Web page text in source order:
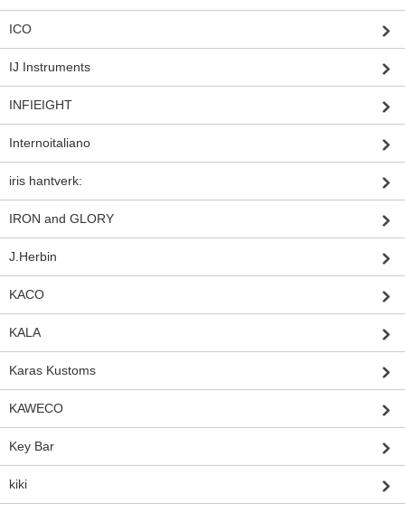
ICO
IJ Instruments
INFIEIGHT
Internoitaliano
iris hantverk:
IRON and GLORY
J.Herbin
KACO
KALA
Karas Kustoms
KAWECO
Key Bar
kiki